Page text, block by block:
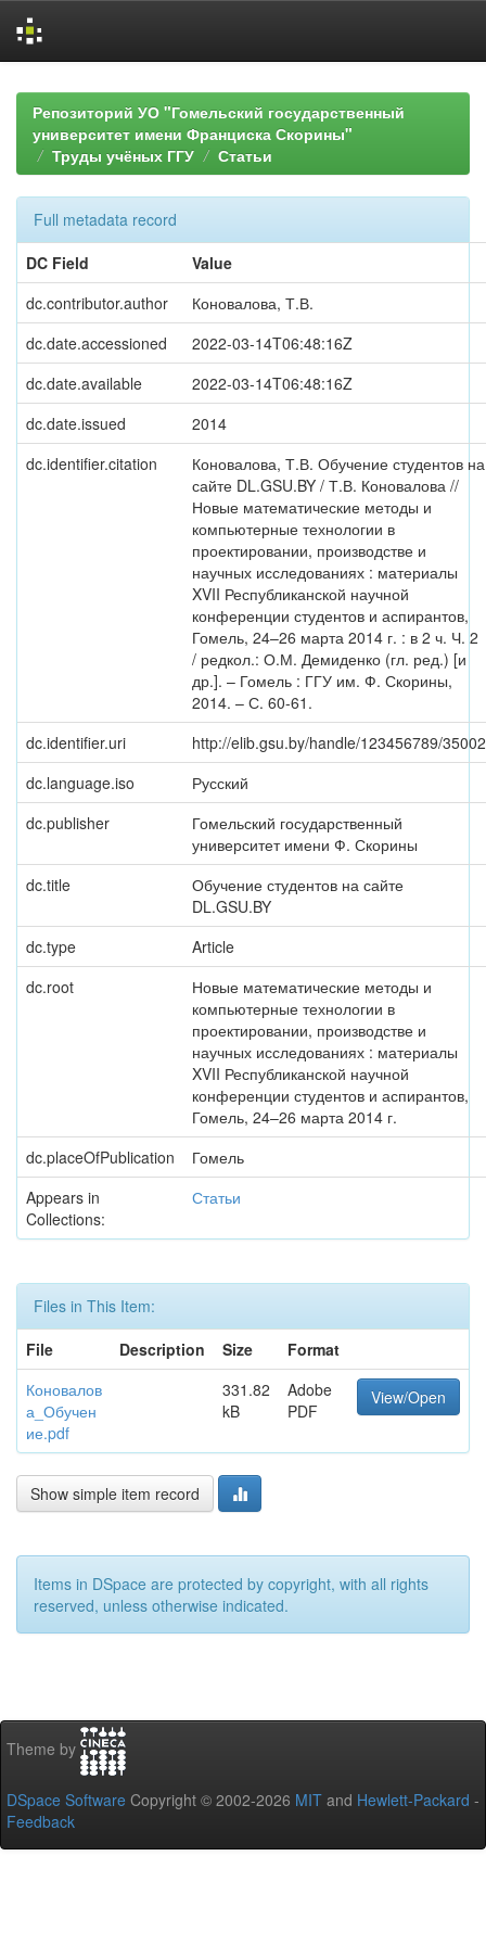
navigationРепозиторий УО "Гомельский государственный
университет имени Франциска Скорины"
Труды учёных ГГУ
Статьи
Full metadata record
DC Field
Value
dc.contributor.author
Коновалова, Т.В.
dc.date.accessioned
2022-03-14T06:48:16Z
dc.date.available
2022-03-14T06:48:16Z
dc.date.issued
2014
dc.identifier.citation
Коновалова, Т.В. Обучение студентов на
сайте DL.GSU.BY / Т.В. Коновалова //
Новые математические методы и
компьютерные технологии в
проектировании, производстве и
научных исследованиях : материалы
XVII Республиканской научной
конференции студентов и аспирантов,
Гомель, 24–26 марта 2014 г. : в 2 ч. Ч. 2
/ редкол.: О.М. Демиденко (гл. ред.) [и
др.]. – Гомель : ГГУ им. Ф. Скорины,
2014. – С. 60-61.
dc.identifier.uri
http://elib.gsu.by/handle/123456789/35002
dc.language.iso
Русский
dc.publisher
Гомельский государственный
университет имени Ф. Скорины
dc.title
Обучение студентов на сайте
DL.GSU.BY
dc.type
Article
dc.root
Новые математические методы и
компьютерные технологии в
проектировании, производстве и
научных исследованиях : материалы
XVII Республиканской научной
конференции студентов и аспирантов,
Гомель, 24–26 марта 2014 г.
dc.placeOfPublication
Гомель
Appears in
Collections:
Статьи
Files in This Item:
File
Description Size
Format
Коновалов
а_Обучен
ие.pdf
331.82
kB
Adobe
PDF
View/Open
Show simple item record
Items in DSpace are protected by copyright, with all rights
reserved, unless otherwise indicated.
Theme by
DSpace Software Copyright © 2002-2026 MIT and Hewlett-Packard -
Feedback